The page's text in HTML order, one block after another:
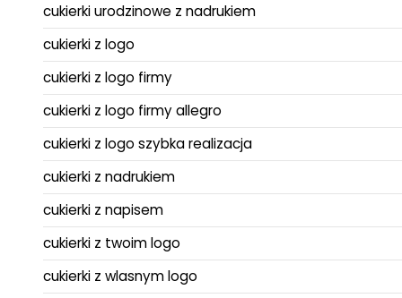
cukierki urodzinowe z nadrukiem
cukierki z logo
cukierki z logo firmy
cukierki z logo firmy allegro
cukierki z logo szybka realizacja
cukierki z nadrukiem
cukierki z napisem
cukierki z twoim logo
cukierki z wlasnym logo